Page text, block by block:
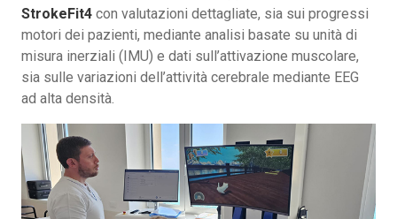
StrokeFit4 con valutazioni dettagliate, sia sui progressi
motori dei pazienti, mediante analisi basate su unità di
misura inerziali (IMU) e dati sull’attivazione muscolare,
sia sulle variazioni dell’attività cerebrale mediante EEG
ad alta densità.